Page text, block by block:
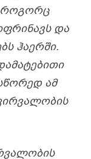
ᲠᲝᲒᲝᲠᲪ
ᲓᲐ
ᲰᲐᲔᲠᲨᲘ.
ᲐᲛ